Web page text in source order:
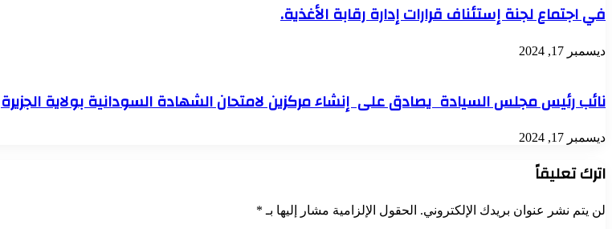
في اجتماع لجنة إستئناف قرارات إدارة رقابة الأغذية.
ديسمبر 17, 2024
نائب رئيس مجلس السيادة يصادق على إنشاء مركزين لامتحان الشهادة السودانية بولاية الجزيرة
ديسمبر 17, 2024
اترك تعليقاً
لن يتم نشر عنوان بريدك الإلكتروني. الحقول الإلزامية مشار إليها بـ *